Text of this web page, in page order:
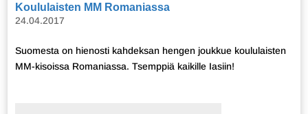
Koululaisten MM Romaniassa
24.04.2017
Suomesta on hienosti kahdeksan hengen joukkue koululaisten
MM-kisoissa Romaniassa. Tsemppiä kaikille Iasiin!